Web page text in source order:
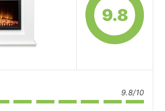
9.8
9.8/10